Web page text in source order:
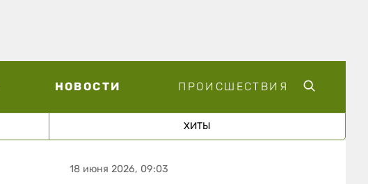
НОВОСТИ ПРОИСШЕСТВИЯ
ХИТЫ
18 июня 2026, 09:03